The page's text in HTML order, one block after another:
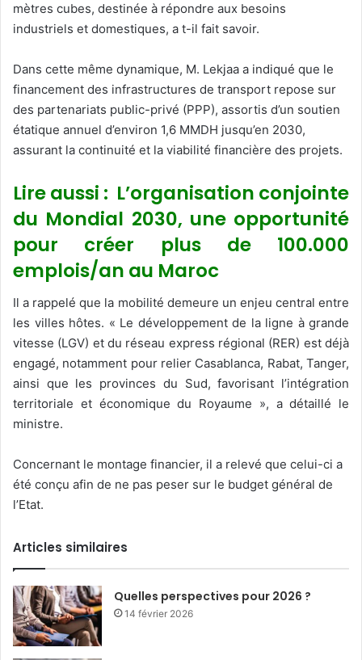
mètres cubes, destinée à répondre aux besoins
industriels et domestiques, a t-il fait savoir.
Dans cette même dynamique, M. Lekjaa a indiqué que le
financement des infrastructures de transport repose sur
des partenariats public-privé (PPP), assortis d’un soutien
étatique annuel d’environ 1,6 MMDH jusqu’en 2030,
assurant la continuité et la viabilité financière des projets.
Lire aussi : L’organisation conjointe
du Mondial 2030, une opportunité
pour créer plus de 100.000
emplois/an au Maroc
Il a rappelé que la mobilité demeure un enjeu central entre
les villes hôtes. « Le développement de la ligne à grande
vitesse (LGV) et du réseau express régional (RER) est déjà
engagé, notamment pour relier Casablanca, Rabat, Tanger,
ainsi que les provinces du Sud, favorisant l’intégration
territoriale et économique du Royaume », a détaillé le
ministre.
Concernant le montage financier, il a relevé que celui-ci a
été conçu afin de ne pas peser sur le budget général de
l’Etat.
Articles similaires
Quelles perspectives pour 2026 ?
14 février 2026